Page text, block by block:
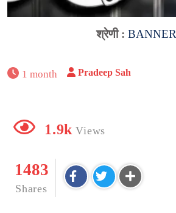
श्रेणी : BANNER
1 month Pradeep Sah
1.9k Views
1483
Shares